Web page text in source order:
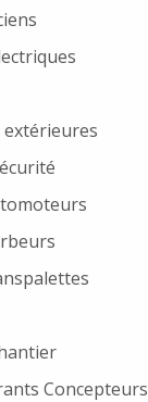
Concepteurs